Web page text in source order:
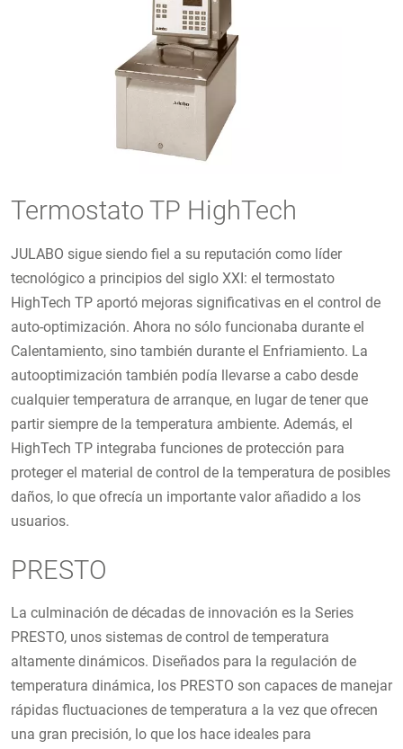
Termostato TP HighTech
JULABO sigue siendo fiel a su reputación como líder
tecnológico a principios del siglo XXI: el termostato
HighTech TP aportó mejoras significativas en el control de
auto-optimización. Ahora no sólo funcionaba durante el
Calentamiento, sino también durante el Enfriamiento. La
autooptimización también podía llevarse a cabo desde
cualquier temperatura de arranque, en lugar de tener que
partir siempre de la temperatura ambiente. Además, el
HighTech TP integraba funciones de protección para
proteger el material de control de la temperatura de posibles
daños, lo que ofrecía un importante valor añadido a los
usuarios.
PRESTO
La culminación de décadas de innovación es la Series
PRESTO, unos sistemas de control de temperatura
altamente dinámicos. Diseñados para la regulación de
temperatura dinámica, los PRESTO son capaces de manejar
rápidas fluctuaciones de temperatura a la vez que ofrecen
una gran precisión, lo que los hace ideales para